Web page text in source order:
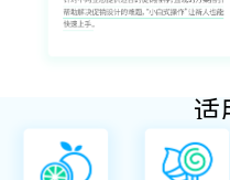
适